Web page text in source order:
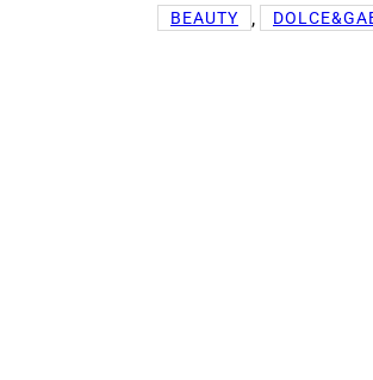
BEAUTY ,